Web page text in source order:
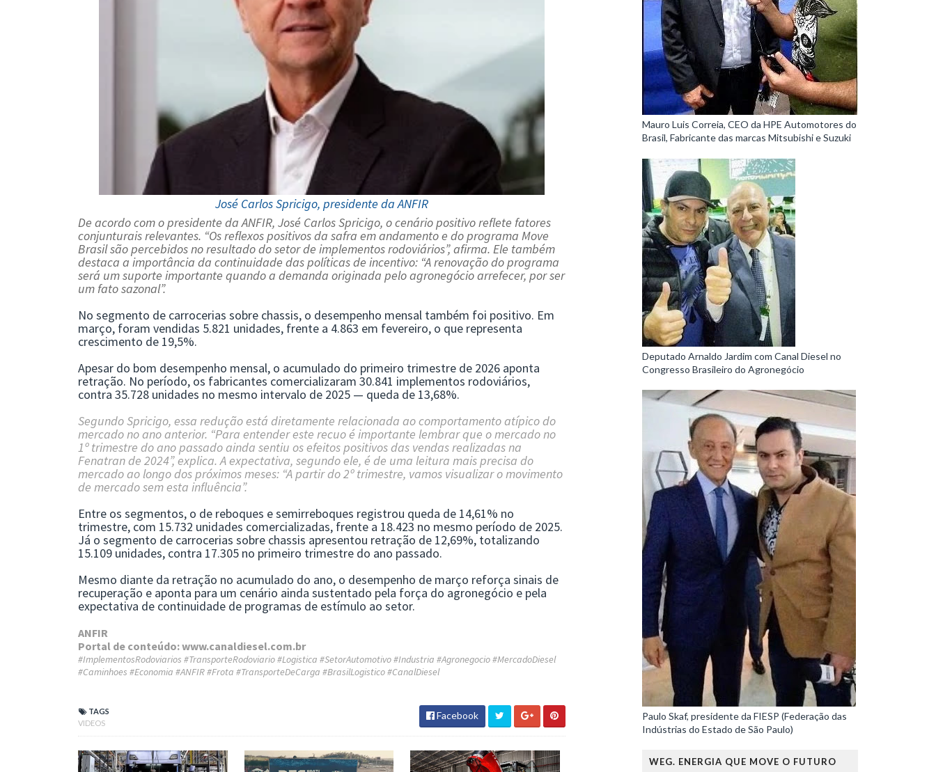
José Carlos Spricigo, presidente da ANFIR
De acordo com o presidente da ANFIR, José Carlos Spricigo, o cenário positivo reflete fatores
conjunturais relevantes. “Os reflexos positivos da safra em andamento e do programa Move
Brasil são percebidos no resultado do setor de implementos rodoviários”, afirma. Ele também
destaca a importância da continuidade das políticas de incentivo: “A renovação do programa
será um suporte importante quando a demanda originada pelo agronegócio arrefecer, por ser
um fato sazonal”.
No segmento de carrocerias sobre chassis, o desempenho mensal também foi positivo. Em
março, foram vendidas 5.821 unidades, frente a 4.863 em fevereiro, o que representa
crescimento de 19,5%.
Apesar do bom desempenho mensal, o acumulado do primeiro trimestre de 2026 aponta
retração. No período, os fabricantes comercializaram 30.841 implementos rodoviários,
contra 35.728 unidades no mesmo intervalo de 2025 — queda de 13,68%.
Segundo Spricigo, essa redução está diretamente relacionada ao comportamento atípico do
mercado no ano anterior. “Para entender este recuo é importante lembrar que o mercado no
1º trimestre do ano passado ainda sentiu os efeitos positivos das vendas realizadas na
Fenatran de 2024”, explica. A expectativa, segundo ele, é de uma leitura mais precisa do
mercado ao longo dos próximos meses: “A partir do 2º trimestre, vamos visualizar o movimento
de mercado sem esta influência”.
Entre os segmentos, o de reboques e semirreboques registrou queda de 14,61% no
trimestre, com 15.732 unidades comercializadas, frente a 18.423 no mesmo período de 2025.
Já o segmento de carrocerias sobre chassis apresentou retração de 12,69%, totalizando
15.109 unidades, contra 17.305 no primeiro trimestre do ano passado.
Mesmo diante da retração no acumulado do ano, o desempenho de março reforça sinais de
recuperação e aponta para um cenário ainda sustentado pela força do agronegócio e pela
expectativa de continuidade de programas de estímulo ao setor.
ANFIR
Portal de conteúdo:www.canaldiesel.com.br
#ImplementosRodoviarios #TransporteRodoviario #Logistica #SetorAutomotivo #Industria #Agronegocio #MercadoDiesel
#Caminhoes #Economia #ANFIR #Frota #TransporteDeCarga #BrasilLogistico #CanalDiesel
TAGS
VIDEOS
Facebook
Mauro Luis Correia, CEO da HPE Automotores do
Brasil, Fabricante das marcas Mitsubishi e Suzuki
Deputado Arnaldo Jardim com Canal Diesel no
Congresso Brasileiro do Agronegócio
Paulo Skaf, presidente da FIESP (Federação das
Indústrias do Estado de São Paulo)
WEG. ENERGIA QUE MOVE O FUTURO